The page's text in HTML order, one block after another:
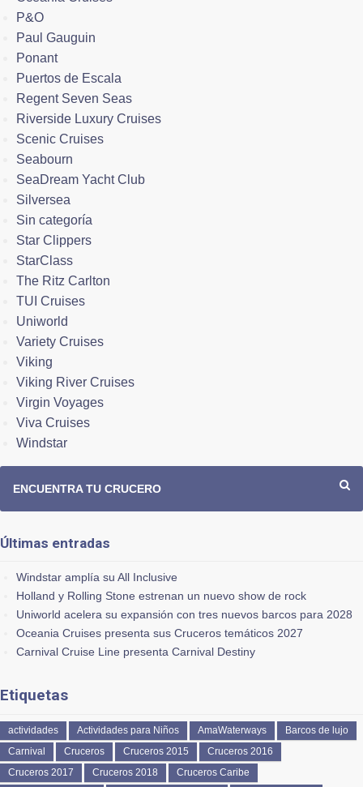
P&O
Paul Gauguin
Ponant
Puertos de Escala
Regent Seven Seas
Riverside Luxury Cruises
Scenic Cruises
Seabourn
SeaDream Yacht Club
Silversea
Sin categoría
Star Clippers
StarClass
The Ritz Carlton
TUI Cruises
Uniworld
Variety Cruises
Viking
Viking River Cruises
Virgin Voyages
Viva Cruises
Windstar
ENCUENTRA TU CRUCERO
Últimas entradas
Windstar amplía su All Inclusive
Holland y Rolling Stone estrenan un nuevo show de rock
Uniworld acelera su expansión con tres nuevos barcos para 2028
Oceania Cruises presenta sus Cruceros temáticos 2027
Carnival Cruise Line presenta Carnival Destiny
Etiquetas
actividades Actividades para Niños AmaWaterways
Barcos de lujo
Carnival
Cruceros Cruceros 2015
Cruceros 2016
Cruceros 2017
Cruceros 2018
Cruceros Caribe